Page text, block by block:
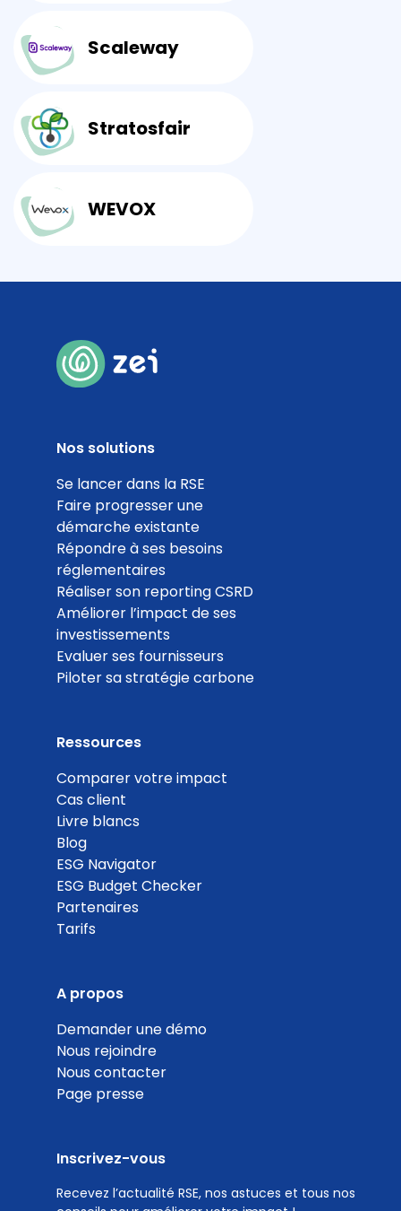
Scaleway
Stratosfair
WEVOX
Nos solutions
Se lancer dans la RSE
Faire progresser une
démarche existante
Répondre à ses besoins
réglementaires
Réaliser son reporting CSRD
Améliorer l’impact de ses
investissements
Evaluer ses fournisseurs
Piloter sa stratégie carbone
Ressources
Comparer votre impact
Cas client
Livre blancs
Blog
ESG Navigator
ESG Budget Checker
Partenaires
Tarifs
A propos
Demander une démo
Nous rejoindre
Nous contacter
Page presse
Inscrivez-vous
Recevez l’actualité RSE, nos astuces et tous nos